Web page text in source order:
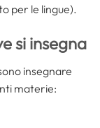
per le lingue).
si insegna
insegnare
materie: